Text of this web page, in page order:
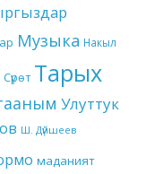
Музыка Накыл
Сүрөт Тарых
Улуттук
Ш. Дүйшеев
маданият